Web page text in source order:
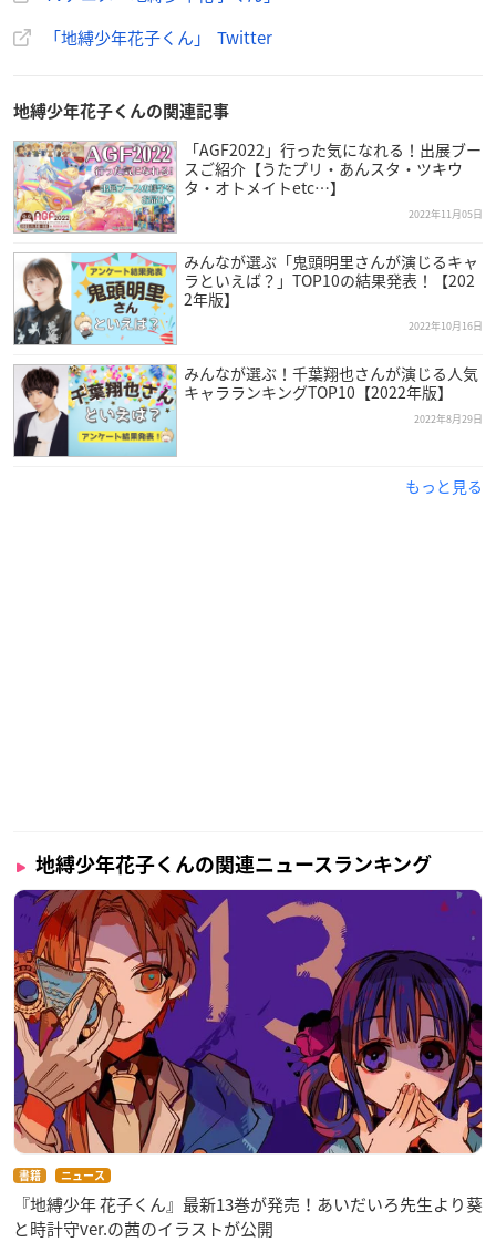
「地縛少年花子くん」 Twitter
地縛少年花子くんの関連記事
「AGF2022」行った気になれる！出展ブー
スご紹介【うたプリ・あんスタ・ツキウ
タ・オトメイトetc…】
2022年11月05日
みんなが選ぶ「鬼頭明里さんが演じるキャ
ラといえば？」TOP10の結果発表！【202
2年版】
2022年10月16日
みんなが選ぶ！千葉翔也さんが演じる人気
キャラランキングTOP10【2022年版】
2022年8月29日
もっと見る
地縛少年花子くんの関連ニュースランキング
書籍 ニュース
『地縛少年 花子くん』最新13巻が発売！あいだいろ先生より葵
と時計守ver.の茜のイラストが公開